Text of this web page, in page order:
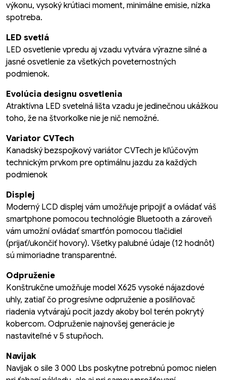
výkonu, vysoký krútiaci moment, minimálne emisie, nízka
spotreba.
LED svetlá
LED osvetlenie vpredu aj vzadu vytvára výrazne silné a
jasné osvetlenie za všetkých poveternostných
podmienok.
Evolúcia designu osvetlenia
Atraktívna LED svetelná lišta vzadu je jedinečnou ukážkou
toho, že na štvorkolke nie je nič nemožné.
Variator CVTech
Kanadský bezspojkový variátor CVTech je kľúčovým
technickým prvkom pre optimálnu jazdu za každých
podmienok
Displej
Moderný LCD displej vám umožňuje pripojiť a ovládať váš
smartphone pomocou technológie Bluetooth a zároveň
vám umožní ovládať smartfón pomocou tlačidiel
(prijať/ukončiť hovory). Všetky palubné údaje (12 hodnôt)
sú mimoriadne transparentné.
Odpruženie
Konštrukčne umožňuje model X625 vysoké nájazdové
uhly, zatiaľ čo progresívne odpruženie a posilňovač
riadenia vytvárajú pocit jazdy akoby bol terén pokrytý
kobercom. Odpruženie najnovšej generácie je
nastaviteľné v 5 stupňoch.
Navijak
Navijak o sile 3 000 Lbs poskytne potrebnú pomoc nielen